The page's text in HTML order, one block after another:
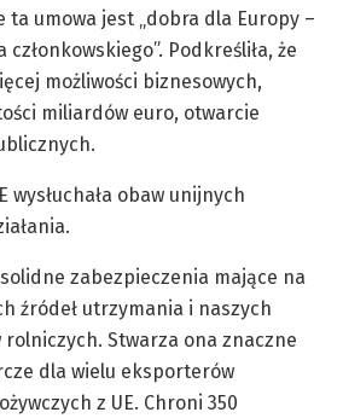
ta umowa jest „dobra dla Europy –
Podkreśliła, że
możliwości biznesowych,
miliardów euro, otwarcie
wysłuchała obaw unijnych
zabezpieczenia mające na
źródeł utrzymania i naszych
Stwarza ona znaczne
dla wielu eksporterów
z UE. Chroni 350